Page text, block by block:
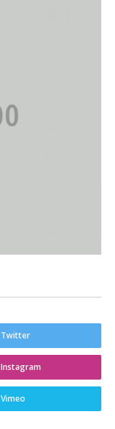
Twitter
Instagram
Vimeo